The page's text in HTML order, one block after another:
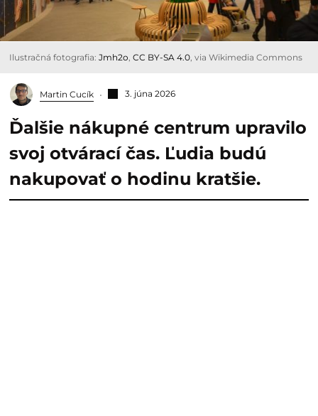
Ilustračná fotografia: Jmh2o CC BY-SA 4.0 , via Wikimedia Commons
Martin Cucík 3. júna 2026
Ďalšie nákupné centrum upravilo
svoj otvárací čas. Ľudia budú
nakupovať o hodinu kratšie.